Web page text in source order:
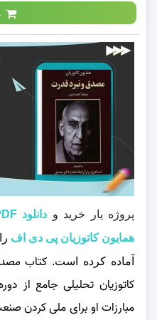
پروژه یار خرید و
همایون کاتوزیان پی دی اف
آماده کرده است. کتاب
کاتوزیان تحلیلی جامع از
مبارزات او برای ملی کردن